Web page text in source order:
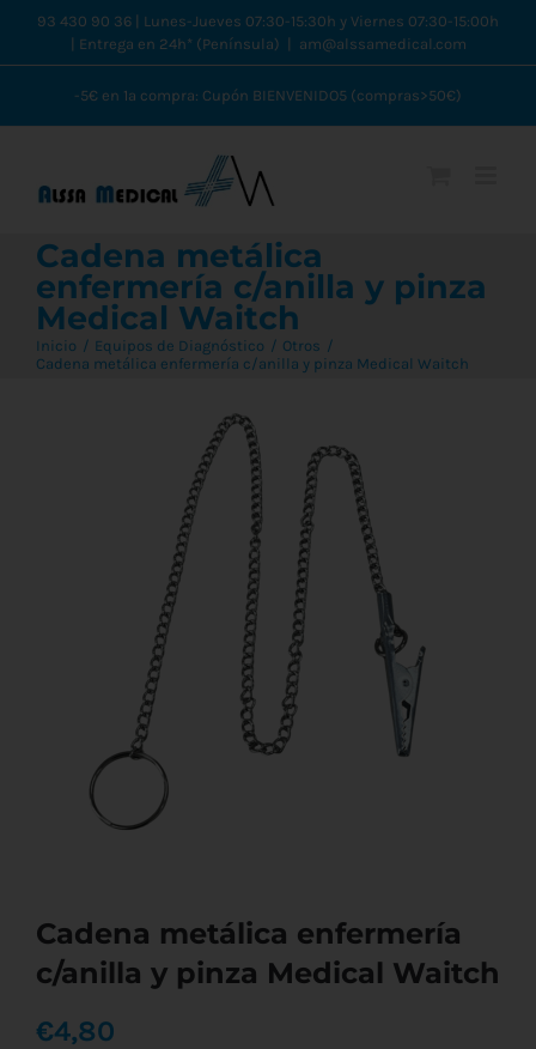
Saltar93 430 90 36 | Lunes-Jueves 07:30-15:30h y Viernes 07:30-15:00h
| Entrega en 24h* (Península)
am@alssamedical.com
-5€ en 1ª compra: Cupón BIENVENIDO5 (compras>50€)
Cadena metálica
enfermería c/anilla y pinza
Medical Waitch
Inicio Equipos de Diagnóstico
Otros
Cadena metálica enfermería c/anilla y pinza Medical Waitch
Cadena metálica enfermería
c/anilla y pinza Medical Waitch
€4,80